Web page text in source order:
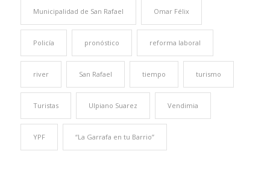
Municipalidad de San Rafael Omar Félix
Policía pronóstico reforma laboral
river San Rafael tiempo turismo
Turistas Ulpiano Suarez Vendimia
YPF “La Garrafa en tu Barrio”